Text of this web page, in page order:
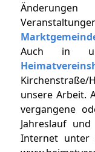
Auch in
unsere Arbeit.
vergangene
Jahreslauf
Internet unter